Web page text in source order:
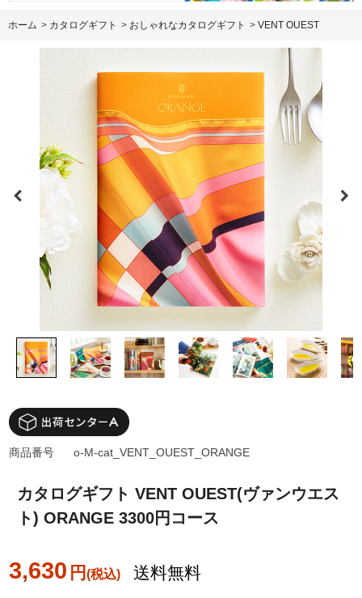
ホーム > カタログギフト > おしゃれなカタログギフト > VENT OUEST
カタログギフト VENT OUEST(ヴァンウエス
ト) ORANGE 3300円コース
3,630 円 送料無料
商品番号 o-M-cat_VENT_OUEST_ORANGE